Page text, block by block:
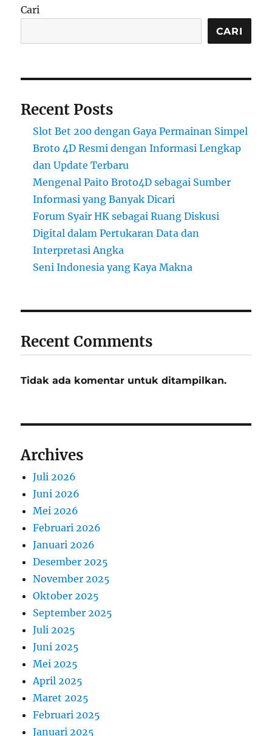
Cari
CARI
Recent Posts
Slot Bet 200 dengan Gaya Permainan Simpel
Broto 4D Resmi dengan Informasi Lengkap
dan Update Terbaru
Mengenal Paito Broto4D sebagai Sumber
Informasi yang Banyak Dicari
Forum Syair HK sebagai Ruang Diskusi
Digital dalam Pertukaran Data dan
Interpretasi Angka
Seni Indonesia yang Kaya Makna
Recent Comments
Tidak ada komentar untuk ditampilkan.
Archives
Juli 2026
Juni 2026
Mei 2026
Februari 2026
Januari 2026
Desember 2025
November 2025
Oktober 2025
September 2025
Juli 2025
Juni 2025
Mei 2025
April 2025
Maret 2025
Februari 2025
Januari 2025